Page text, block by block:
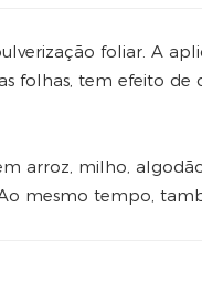
foliar. A
folhas, tem efeito
arroz, milho,
mesmo tempo,